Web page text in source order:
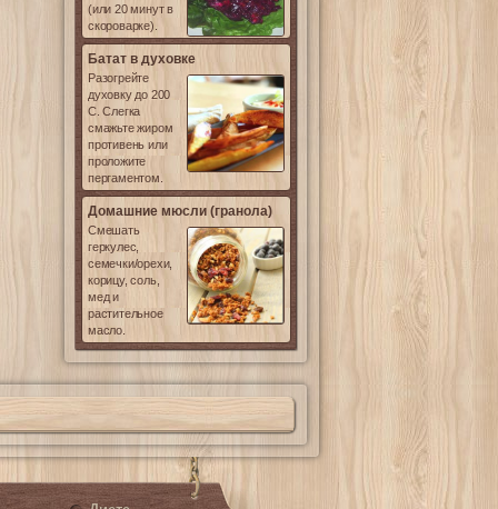
(или 20 минут в
скороварке).
Батат в духовке
Разогрейте
духовку до 200
С. Слегка
смажьте жиром
противень или
проложите
пергаментом.
Домашние мюсли (гранола)
Смешать
геркулес,
семечки/орехи,
корицу, соль,
мед и
растительное
масло.